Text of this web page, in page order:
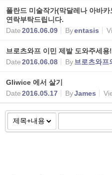
폴란드 미술작가(막달레나 아바
연락부탁드립니다.
Date2016.06.09 Byentasis
브로츠와프 이민 제발 도와주세
Date2016.06.08 By브로츠와프
Gliwice 에서 살기
Date2016.05.17 ByJames